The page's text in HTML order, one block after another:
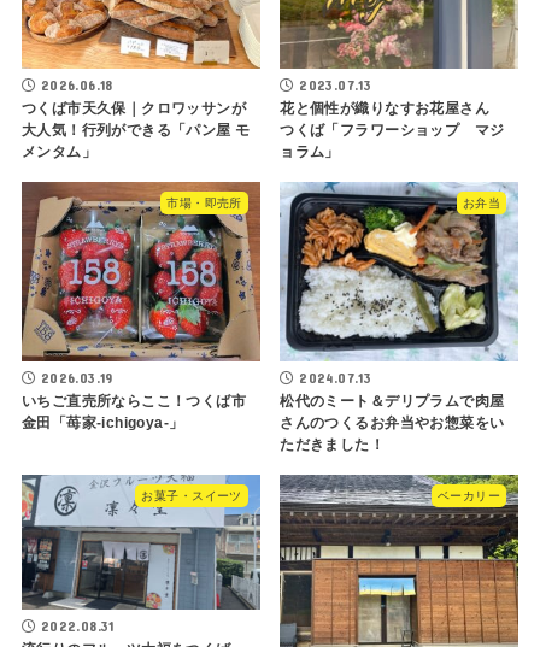
2026.06.18
つくば市天久保｜クロワッサンが
大人気！行列ができる「パン屋 モ
メンタム」
2023.07.13
花と個性が織りなすお花屋さん
つくば「フラワーショップ マジ
ョラム」
市場・即売所
2026.03.19
いちご直売所ならここ！つくば市
金田「苺家-ichigoya-」
お弁当
2024.07.13
松代のミート＆デリプラムで肉屋
さんのつくるお弁当やお惣菜をい
ただきました！
お菓子・スイーツ
2022.08.31
ベーカリー